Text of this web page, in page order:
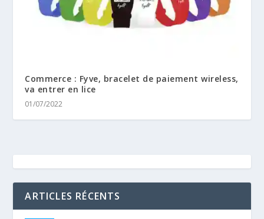
Commerce : Fyve, bracelet de paiement wireless,
va entrer en lice
01/07/2022
ARTICLES RÉCENTS